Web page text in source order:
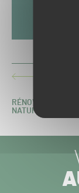
ARTICLE
LE
ARTICLE
SUIVANT :
RÉNOVATION DU
NATURELLE